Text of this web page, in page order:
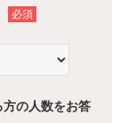
必須
の人数をお答